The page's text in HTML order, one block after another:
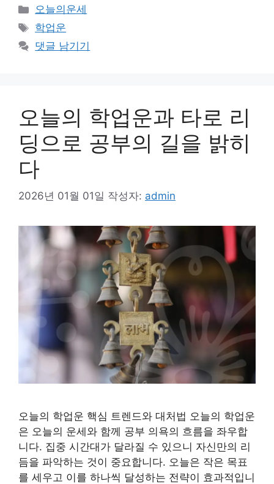
카
테
리
오늘의운세
태
그
학업운
댓글 남기기
오늘의 학업운과 타로 리
딩으로 공부의 길을 밝히
다
2026년 01월 01일 작성자: admin
오늘의 학업운 핵심 트렌드와 대처법 오늘의 학업운
은 오늘의 운세와 함께 공부 의욕의 흐름을 좌우합
니다. 집중 시간대가 달라질 수 있으니 자신만의 리
듬을 파악하는 것이 중요합니다. 오늘은 작은 목표
를 세우고 이를 하나씩 달성하는 전략이 효과적입니